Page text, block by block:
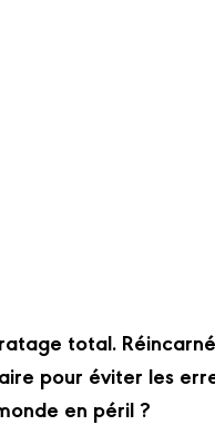
total.
pour éviter les
en péril ?